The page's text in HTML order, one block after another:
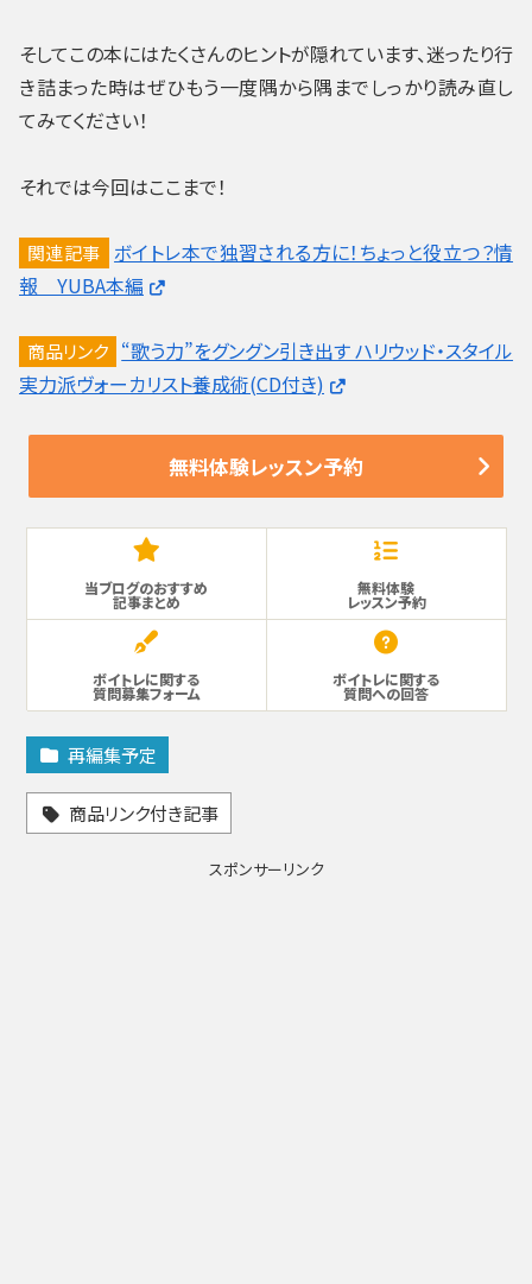
そしてこの本にはたくさんのヒントが隠れています、迷ったり行
き詰まった時はぜひもう一度隅から隅までしっかり読み直し
てみてください！
それでは今回はここまで！
関連記事
ボイトレ本で独習される方に！ちょっと役立つ？情
報 YUBA本編
商品リンク “歌う力”をグングン引き出す ハリウッド・スタイル
実力派ヴォーカリスト養成術(CD付き)
無料体験レッスン予約
当ブログのおすすめ
記事まとめ
無料体験
レッスン予約
ボイトレに関する
質問募集フォーム
ボイトレに関する
質問への回答
再編集予定
商品リンク付き記事
スポンサーリンク